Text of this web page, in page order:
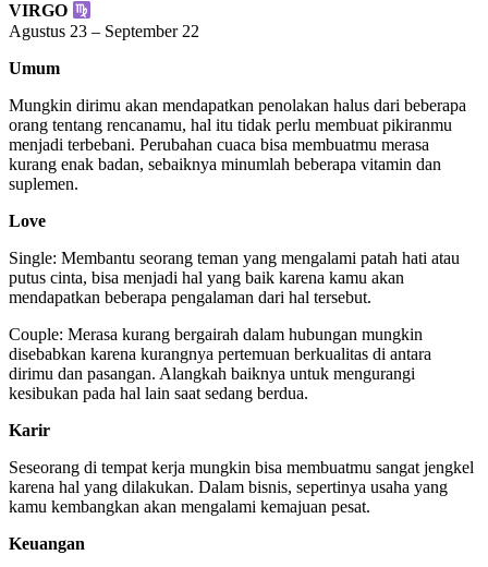
VIRGO
Agustus 23 – September 22
Umum
Mungkin dirimu akan mendapatkan penolakan halus dari beberapa
orang tentang rencanamu, hal itu tidak perlu membuat pikiranmu
menjadi terbebani. Perubahan cuaca bisa membuatmu merasa
kurang enak badan, sebaiknya minumlah beberapa vitamin dan
suplemen.
Love
Single: Membantu seorang teman yang mengalami patah hati atau
putus cinta, bisa menjadi hal yang baik karena kamu akan
mendapatkan beberapa pengalaman dari hal tersebut.
Couple: Merasa kurang bergairah dalam hubungan mungkin
disebabkan karena kurangnya pertemuan berkualitas di antara
dirimu dan pasangan. Alangkah baiknya untuk mengurangi
kesibukan pada hal lain saat sedang berdua.
Karir
Seseorang di tempat kerja mungkin bisa membuatmu sangat jengkel
karena hal yang dilakukan. Dalam bisnis, sepertinya usaha yang
kamu kembangkan akan mengalami kemajuan pesat.
Keuangan